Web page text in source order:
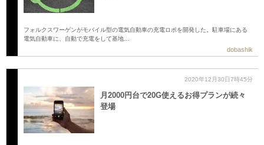
フォルクスワーゲンがモバイル型の電気自動車の充電ロボを開発した。駐車場にある
電気自動車に、自動で充電をして基地…
dobashik
2020年12月30日7時45分
月2000円台で20G使えるお得プランが続々
登場